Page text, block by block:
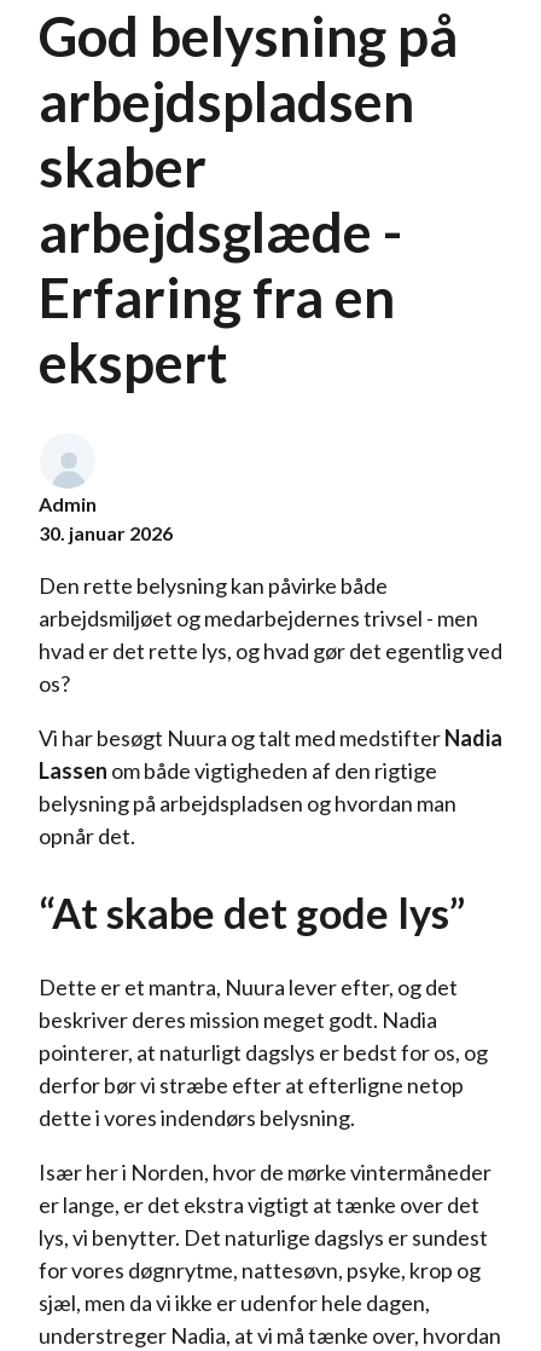
God belysning på
arbejdspladsen
skaber
arbejdsglæde -
Erfaring fra en
ekspert
Admin
30. januar 2026
Den rette belysning kan påvirke både
arbejdsmiljøet og medarbejdernes trivsel - men
hvad er det rette lys, og hvad gør det egentlig ved
os?
Vi har besøgt Nuura og talt med medstifterNadia
Lassen om både vigtigheden af den rigtige
belysning på arbejdspladsen og hvordan man
opnår det.
“At skabe det gode lys”
Dette er et mantra, Nuura lever efter, og det
beskriver deres mission meget godt. Nadia
pointerer, at naturligt dagslys er bedst for os, og
derfor bør vi stræbe efter at efterligne netop
dette i vores indendørs belysning.
Især her i Norden, hvor de mørke vintermåneder
er lange, er det ekstra vigtigt at tænke over det
lys, vi benytter. Det naturlige dagslys er sundest
for vores døgnrytme, nattesøvn, psyke, krop og
sjæl, men da vi ikke er udenfor hele dagen,
understreger Nadia, at vi må tænke over, hvordan